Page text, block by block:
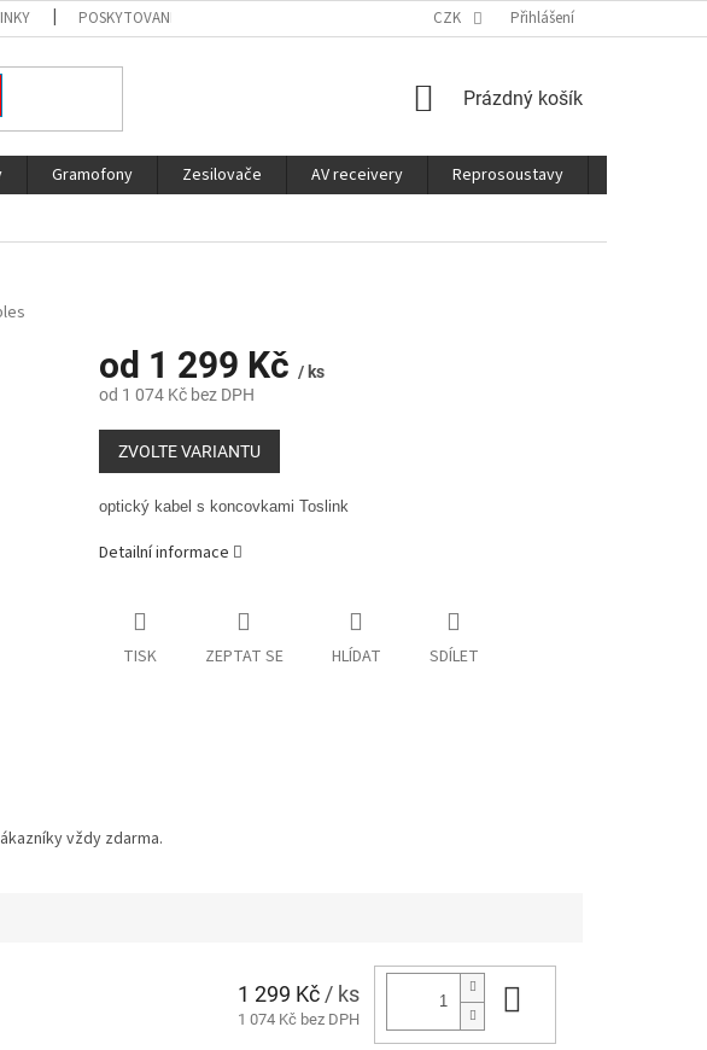
POSKYTOVANÉ SLUŽBY CZK Přihlášení
NÁKUPNÍ
Prázdný košík
Gramofony Zesilovače AV receivery Reprosoustavy
od 1 299 Kč / ks
od 1 074 Kčbez DPH
Měrná
cena:
ZVOLTE VARIANTU
optický kabel s koncovkami Toslink
Detailní informace
TISK ZEPTAT SE HLÍDAT SDÍLET
vždy zdarma.
1 299 Kč / ks
1 074 Kč bez DPH